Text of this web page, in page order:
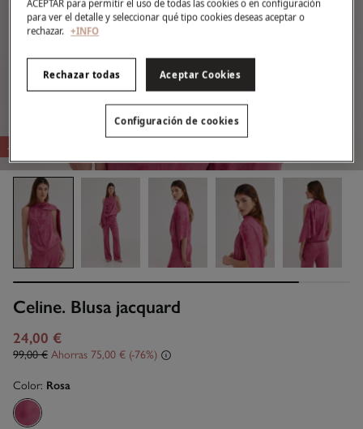
-76%
Celine. Blusa jacquard
24,00 €
99,00 € Ahorras 75,00 € 76
Color: Rosa
ACEPTAR para permitir el uso de todas las cookies o en configuración
para ver el detalle y seleccionar qué tipo cookies deseas aceptar o
rechazar. +INFO
Rechazar todas Aceptar Cookies
Configuración de cookies